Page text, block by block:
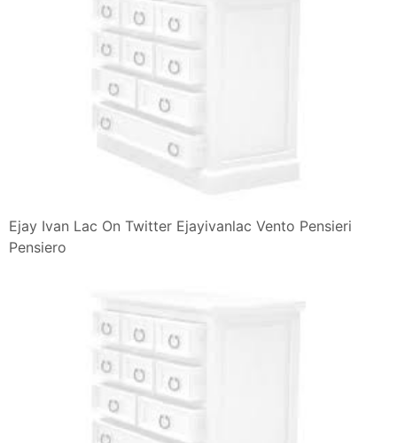
Ejay Ivan Lac On Twitter Ejayivanlac Vento Pensieri
Pensiero